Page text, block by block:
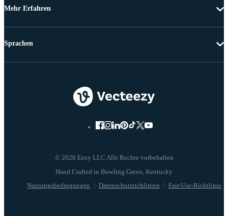
Mehr Erfahren
© 2026 Eezy LLC Alle Rechte vorbehalten
Nutzungsbedingungen Datenschutzrichlinien Fair-Use-Richtlinie
Sprachen